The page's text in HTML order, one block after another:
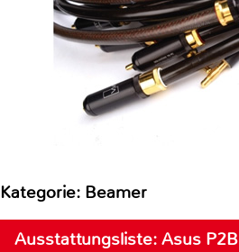
Kategorie: Beamer
Ausstattungsliste: Asus P2B